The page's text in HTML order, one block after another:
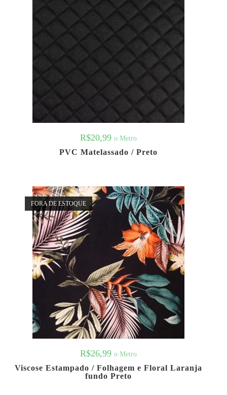
R$20,99 o Metro
PVC Matelassado / Preto
FORA DE ESTOQUE
R$26,99 o Metro
Viscose Estampado / Folhagem e Floral Laranja
fundo Preto